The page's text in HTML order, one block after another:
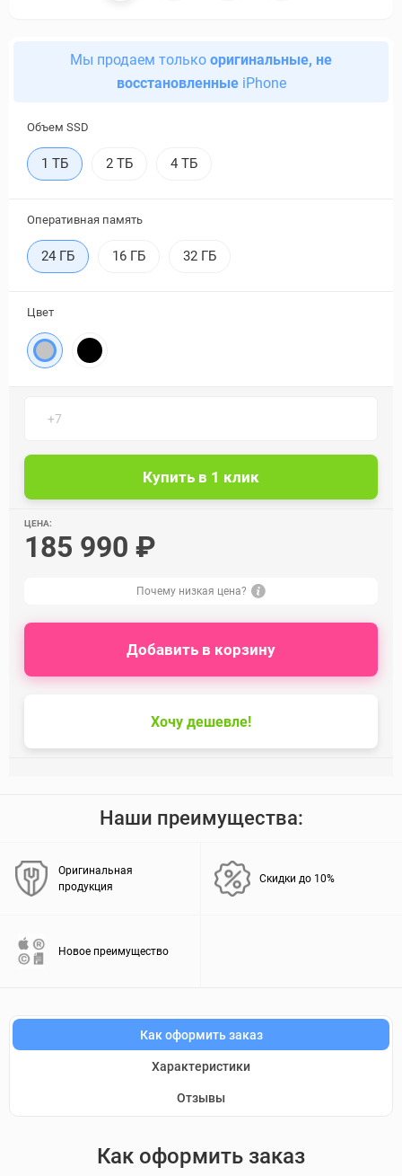
Мы продаем только оригинальные, не
восстановленныеiPhone
Объем SSD
1 ТБ 2 ТБ 4 ТБ
Оперативная память
24 ГБ 16 ГБ 32 ГБ
Цвет
ЦЕНА:
185 990 ₽
Почему низкая цена?
Хочу дешевле!
Добавить в корзину
Наши преимущества:
Оригинальная
продукция
Скидки до 10%
Новое преимущество
Как оформить заказ
Характеристики
Отзывы
Как оформить заказ